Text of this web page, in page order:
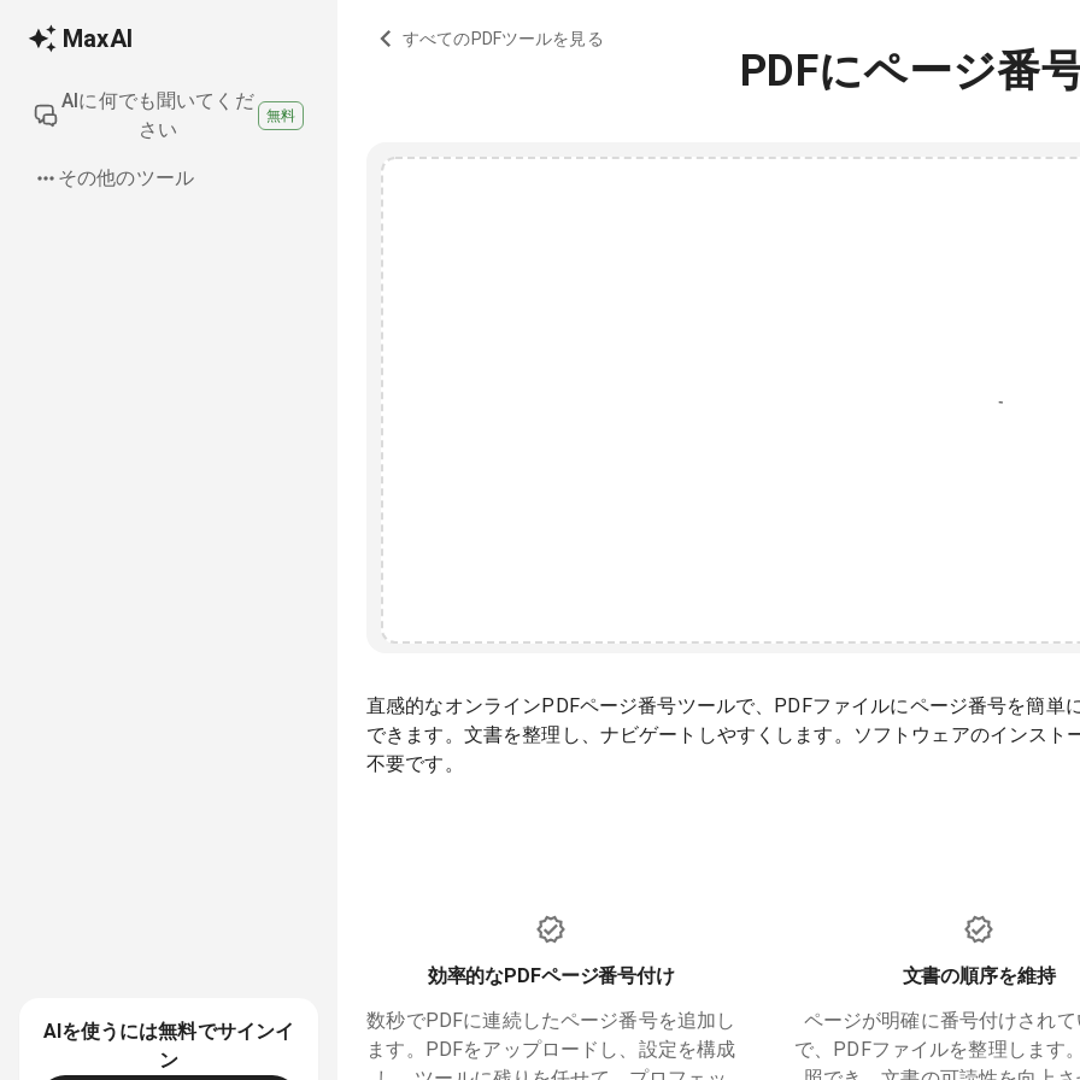
MaxAI
AIに何でも聞いてくだ
さい
無料
その他のツール
AIを使うには無料でサインイ
ン
すべてのPDFツールを見る
PDFにページ番
直感的なオンラインPDFページ番号ツールで、PDFファイルにページ番号を簡単
できます。文書を整理し、ナビゲートしやすくします。ソフトウェアのインスト
不要です。
効率的なPDFページ番号付け
数秒でPDFに連続したページ番号を追加し
ます。PDFをアップロードし、設定を構成
文書の順序を維持
ページが明確に番号付けされ
で、PDFファイルを整理します